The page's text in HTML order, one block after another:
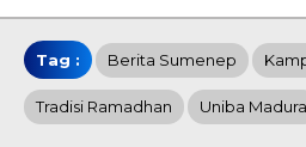
Tag : Berita Sumenep
Tradisi Ramadhan Uniba Madura